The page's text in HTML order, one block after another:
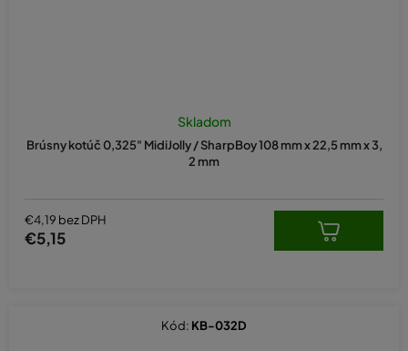
Brúsny kotúč 0,325" MidiJolly / SharpBoy 108 mm x 22,5 mm x 3,
2 mm
Skladom
€4,19 bez DPH
€5,15
Kód: KB-032D